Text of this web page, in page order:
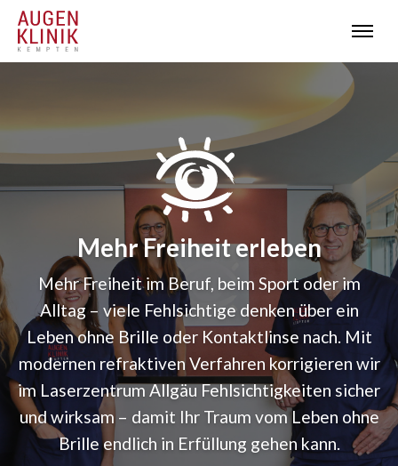
Mehr Freiheit erleben
Mehr Freiheit im Beruf, beim Sport oder im
Alltag – viele Fehlsichtige denken über ein
Leben ohne Brille oder Kontaktlinse nach. Mit
modernen refraktiven Verfahren korrigieren wir
im Laserzentrum Allgäu Fehlsichtigkeiten sicher
und wirksam – damit Ihr Traum vom Leben ohne
Brille endlich in Erfüllung gehen kann.